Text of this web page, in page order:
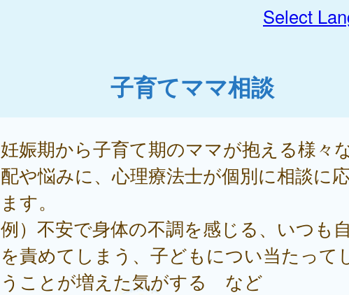
Select
子育てママ相談
妊娠期から子育て期のママが抱える様々
配や悩みに、心理療法士が個別に相談に
ます。
例）不安で身体の不調を感じる、いつも
を責めてしまう、子どもについ当たって
うことが増えた気がする など